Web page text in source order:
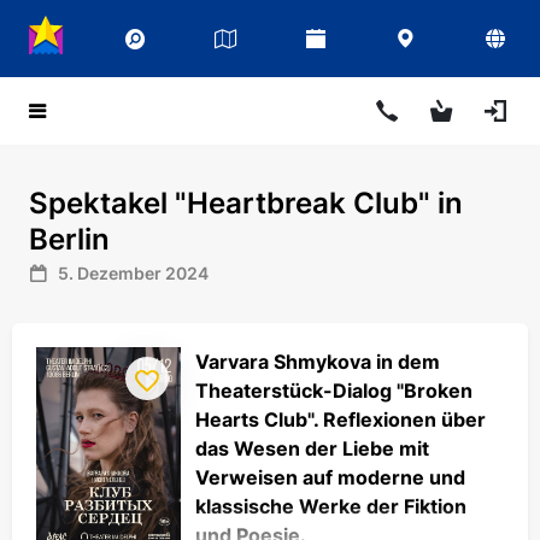
Spektakel "Heartbreak Club" in
Berlin
5. Dezember 2024
Varvara Shmykova in dem
Theaterstück-Dialog "Broken
Hearts Club". Reflexionen über
das Wesen der Liebe mit
Verweisen auf moderne und
klassische Werke der Fiktion
und Poesie.